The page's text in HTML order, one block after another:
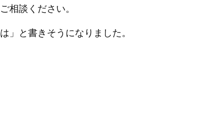
相談ください。
」と書きそうになりました。